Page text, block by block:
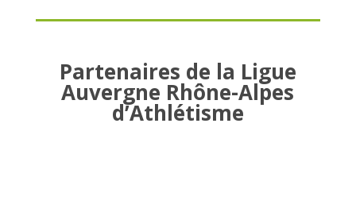
Partenaires de la Ligue
Auvergne Rhône-Alpes
d’Athlétisme